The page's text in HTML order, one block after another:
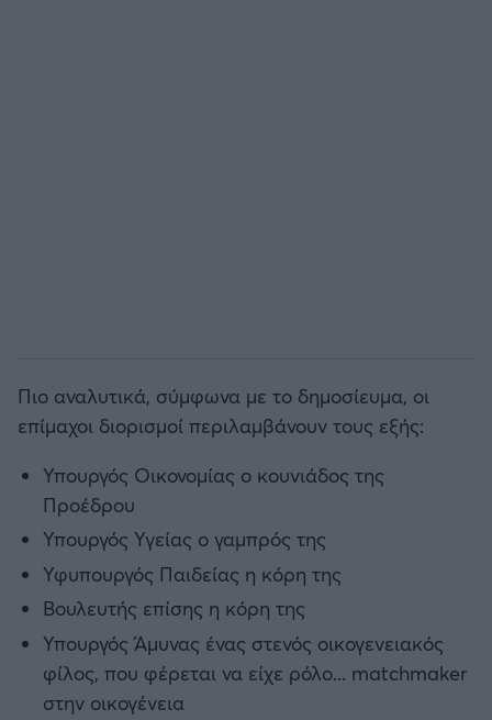
Πιο αναλυτικά, σύμφωνα με το δημοσίευμα, οι
επίμαχοι διορισμοί περιλαμβάνουν τους εξής:
Υπουργός Οικονομίας ο κουνιάδος της
Προέδρου
Υπουργός Υγείας ο γαμπρός της
Υφυπουργός Παιδείας η κόρη της
Βουλευτής επίσης η κόρη της
Υπουργός Άμυνας ένας στενός οικογενειακός
φίλος, που φέρεται να είχε ρόλο... matchmaker
στην οικογένεια